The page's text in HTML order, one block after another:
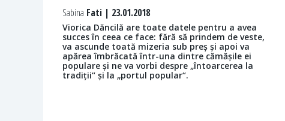
Sabina Fati | 23.01.2018
Viorica Dăncilă are toate datele pentru a avea
succes în ceea ce face: fără să prindem de veste,
va ascunde toată mizeria sub preș și apoi va
apărea îmbrăcată într-una dintre cămășile ei
populare și ne va vorbi despre „întoarcerea la
tradiții“ și la „portul popular“.